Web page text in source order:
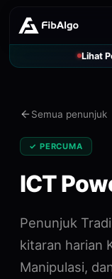
Lihat
Semua penunjuk
✓ PERCUMA
ICT
Penunjuk
kitaran harian
Manipulasi,